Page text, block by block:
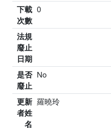
下載
次數
0
法規
廢止
日期
是否
廢止
No
更新
者姓
名
羅曉玲